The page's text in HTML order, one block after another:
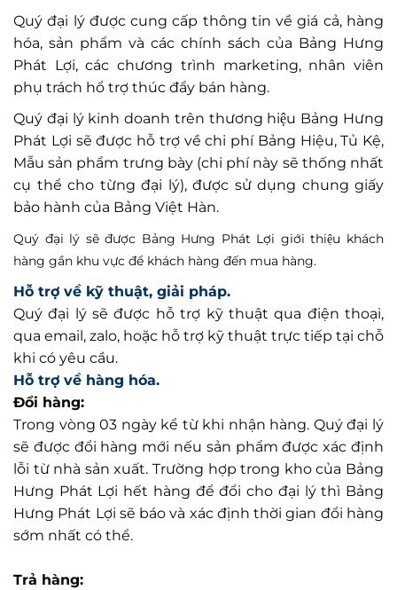
Quý đại lý được cung cấp thông tin về giá cả, hàng
hóa, sản phẩm và các chính sách của Bảng Hưng
Phát Lợi, các chương trình marketing, nhân viên
phụ trách hổ trợ thúc đẩy bán hàng.
Quý đại lý kinh doanh trên thương hiệu Bảng Hưng
Phát Lợi sẽ được hỗ trợ về chi phí Bảng Hiệu, Tủ Kệ,
Mẫu sản phẩm trưng bày (chi phí này sẽ thống nhất
cụ thể cho từng đại lý), được sử dụng chung giấy
bảo hành của Bảng Việt Hàn.
Quý đại lý sẽ được Bảng Hưng Phát Lợi giới thiệu khách
hàng gần khu vực để khách hàng đến mua hàng.
Hỗ trợ về kỹ thuật, giải pháp.
Quý đại lý sẽ được hỗ trợ kỹ thuật qua điện thoại,
qua email, zalo, hoặc hỗ trợ kỹ thuật trực tiếp tại chỗ
khi có yêu cầu.
Hỗ trợ về hàng hóa.
Đổi hàng:
Trong vòng 03 ngày kể từ khi nhận hàng. Quý đại lý
sẽ được đổi hàng mới nếu sản phẩm được xác định
lỗi từ nhà sản xuất. Trường hợp trong kho của Bảng
Hưng Phát Lợi hết hàng để đổi cho đại lý thì Bảng
Hưng Phát Lợi sẽ báo và xác định thời gian đổi hàng
sớm nhất có thể.
Trả hàng: